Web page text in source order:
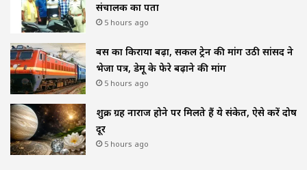
संचालक का पता
5 hours ago
बस का किराया बढ़ा, सर्कल ट्रेन की मांग उठी सांसद ने
भेजा पत्र, डेमू के फेरे बढ़ाने की मांग
5 hours ago
शुक्र ग्रह नाराज होने पर मिलते हैं ये संकेत, ऐसे करें दोष
दूर
5 hours ago